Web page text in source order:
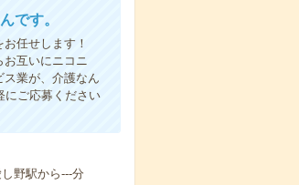
です。
任せします！
お互いにニコニ
業が、介護なん
にご応募ください
野駅から---分